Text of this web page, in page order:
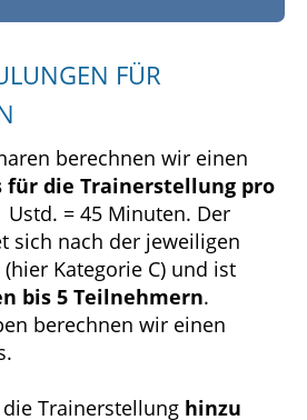
FÜR
berechnen wir einen
für die Trainerstellung pro
Ustd. = 45 Minuten. Der
sich nach der jeweiligen
Kategorie C) und ist
bis 5 Teilnehmern.
berechnen wir einen
Trainerstellung hinzu